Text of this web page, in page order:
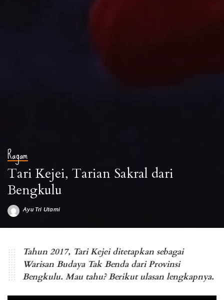
Ragam
Tari Kejei, Tarian Sakral dari
Bengkulu
Posted
Ayu Tri Utami
Tahun 2017, Tari Kejei ditetapkan sebagai
Warisan Budaya Tak Benda dari Provinsi
Bengkulu. Mau tahu? Berikut ulasan lengkapnya.